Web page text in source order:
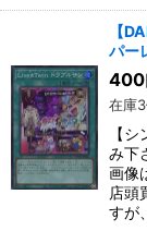
【
パー
400
在庫
【
み下
画像
店頭
すが